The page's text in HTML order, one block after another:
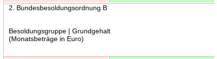
2. Bundesbesoldungsordnung B
Besoldungsgruppe | Grundgehalt
(Monatsbeträge in Euro)